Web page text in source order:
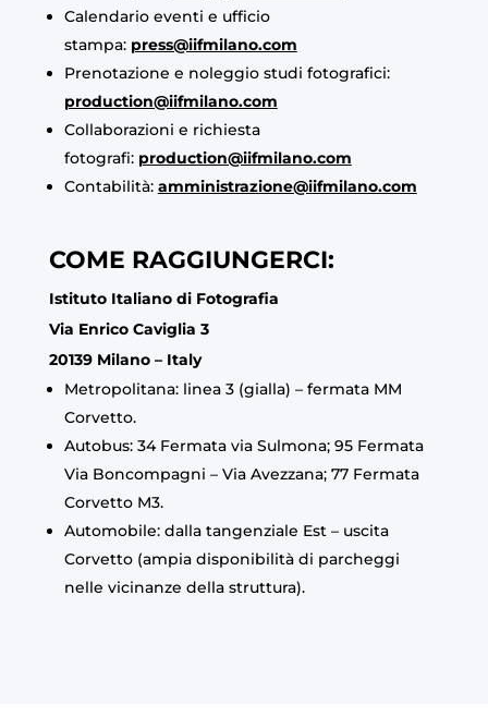
Calendario eventi e ufficio
stampa: press@iifmilano.com
Prenotazione e noleggio studi fotografici:
production@iifmilano.com
Collaborazioni e richiesta
fotografi: production@iifmilano.com
Contabilità: amministrazione@iifmilano.com
COME RAGGIUNGERCI:
Istituto Italiano di Fotografia
Via Enrico Caviglia 3
20139 Milano – Italy
Metropolitana: linea 3 (gialla) – fermata MM
Corvetto.
Autobus: 34 Fermata via Sulmona; 95 Fermata
Via Boncompagni – Via Avezzana; 77 Fermata
Corvetto M3.
Automobile: dalla tangenziale Est – uscita
Corvetto (ampia disponibilità di parcheggi
nelle vicinanze della struttura).